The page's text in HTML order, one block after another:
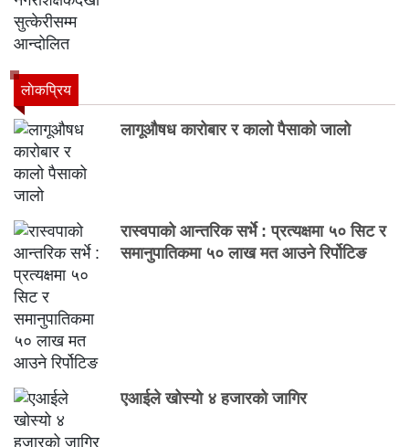
लाेकप्रिय
लागूऔषध कारोबार र कालो पैसाको जालो
रास्वपाको आन्तरिक सर्भे : प्रत्यक्षमा ५० सिट र
समानुपातिकमा ५० लाख मत आउने रिर्पोटिङ
एआईले खोस्यो ४ हजारको जागिर